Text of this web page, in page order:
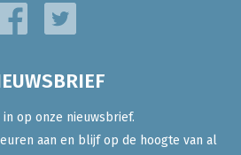
in op onze nieuwsbrief.
aan en blijf op de hoogte van al